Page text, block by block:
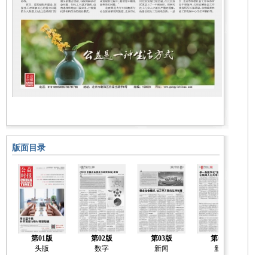
版面目录
第01版
头版
第02版
数字
第03版
新闻
第04版
新闻